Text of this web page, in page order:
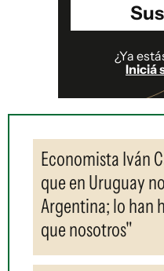
¿Ya
Iniciá
Economista Iván
que en Uruguay
Argentina; lo han
que nosotros"